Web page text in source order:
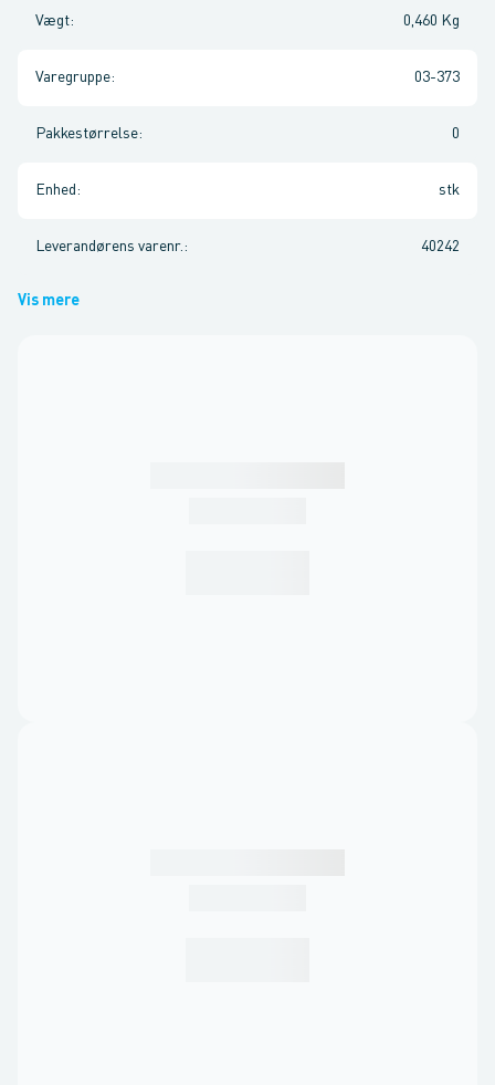
Vægt: 0,460 Kg
Varegruppe: 03-373
Pakkestørrelse: 0
Enhed : stk
Leverandørens varenr. : 40242
Vis mere